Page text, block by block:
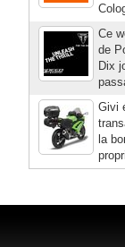
Ce
de
Dix
Givi
la